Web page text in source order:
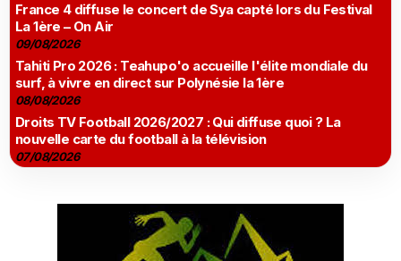
France 4 diffuse le concert de Sya capté lors du Festival
La 1ère – On Air
09/08/2026
Tahiti Pro 2026 : Teahupo'o accueille l'élite mondiale du
surf, à vivre en direct sur Polynésie la 1ère
08/08/2026
Droits TV Football 2026/2027 : Qui diffuse quoi ? La
nouvelle carte du football à la télévision
07/08/2026